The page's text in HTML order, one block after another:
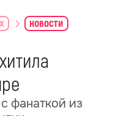
новости
фанаткой из